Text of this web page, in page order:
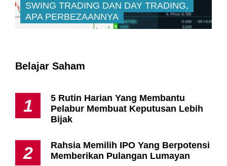
SWING TRADING DAN DAY TRADING,
APA PERBEZAANNYA
Belajar Saham
1
5 Rutin Harian Yang Membantu
Pelabur Membuat Keputusan Lebih
Bijak
2
Rahsia Memilih IPO Yang Berpotensi
Memberikan Pulangan Lumayan